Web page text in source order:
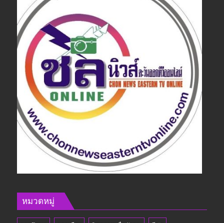
หมวดหมู่